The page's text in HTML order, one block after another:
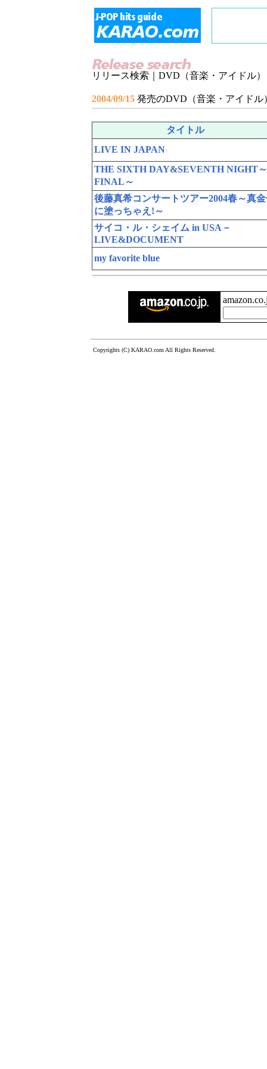
リリース検索｜DVD（音楽・アイドル）
2004/09/15 発売のDVD（音楽・アイドル
タイトル
LIVE IN JAPAN
THE SIXTH DAY&SEVENTH NIGHT～
FINAL～
後藤真希コンサートツアー2004春～真
に塗っちゃえ!～
サイコ・ル・シェイム in USA－
LIVE&DOCUMENT
my favorite blue
Copyrights (C) KARAO.com All Rights Reserved.